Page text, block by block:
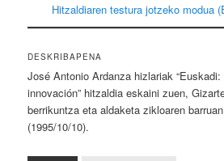
Hitzaldiaren testura jotzeko modua
DESKRIBAPENA
José Antonio Ardanza hizlariak
innovación” hitzaldia eskaini zuen,
berrikuntza eta aldaketa zikloaren
(1995/10/10).